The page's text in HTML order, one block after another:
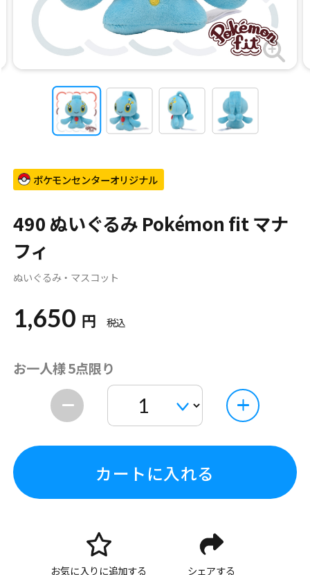
ポケモンセンターオリジナル
490 ぬいぐるみ Pokémon fit マナ
フィ
ぬいぐるみ・マスコット
1,650 円 税込
お一人様 5点限り
カートに入れる
お気に入りに追加する シェアする